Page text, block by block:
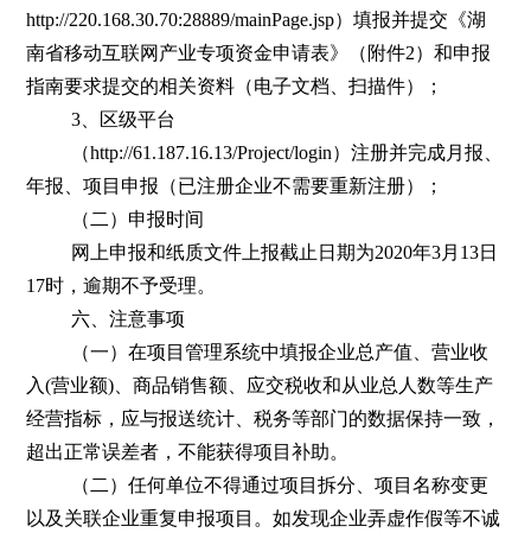
http://220.168.30.70:28889/mainPage.jsp）填报并提交《湖
南省移动互联网产业专项资金申请表》（附件2）和申报
指南要求提交的相关资料（电子文档、扫描件）；
3、区级平台
（http://61.187.16.13/Project/login）注册并完成月报、
年报、项目申报（已注册企业不需要重新注册）；
（二）申报时间
网上申报和纸质文件上报截止日期为2020年3月13日
17时，逾期不予受理。
六、注意事项
（一）在项目管理系统中填报企业总产值、营业收
入(营业额)、商品销售额、应交税收和从业总人数等生产
经营指标，应与报送统计、税务等部门的数据保持一致，
超出正常误差者，不能获得项目补助。
（二）任何单位不得通过项目拆分、项目名称变更
以及关联企业重复申报项目。如发现企业弄虚作假等不诚